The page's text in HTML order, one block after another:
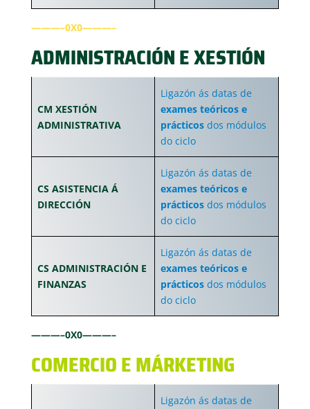
———–0X0———–
ADMINISTRACIÓN E XESTIÓN
CM XESTIÓN
ADMINISTRATIVA
Ligazón ás datas de
exames teóricos e
prácticos dos módulos
do ciclo
CS ASISTENCIA Á
DIRECCIÓN
Ligazón ás datas de
exames teóricos e
prácticos dos módulos
do ciclo
CS ADMINISTRACIÓN E
FINANZAS
Ligazón ás datas de
exames teóricos e
prácticos dos módulos
do ciclo
———–0X0———–
COMERCIO E MÁRKETING
Ligazón ás datas de